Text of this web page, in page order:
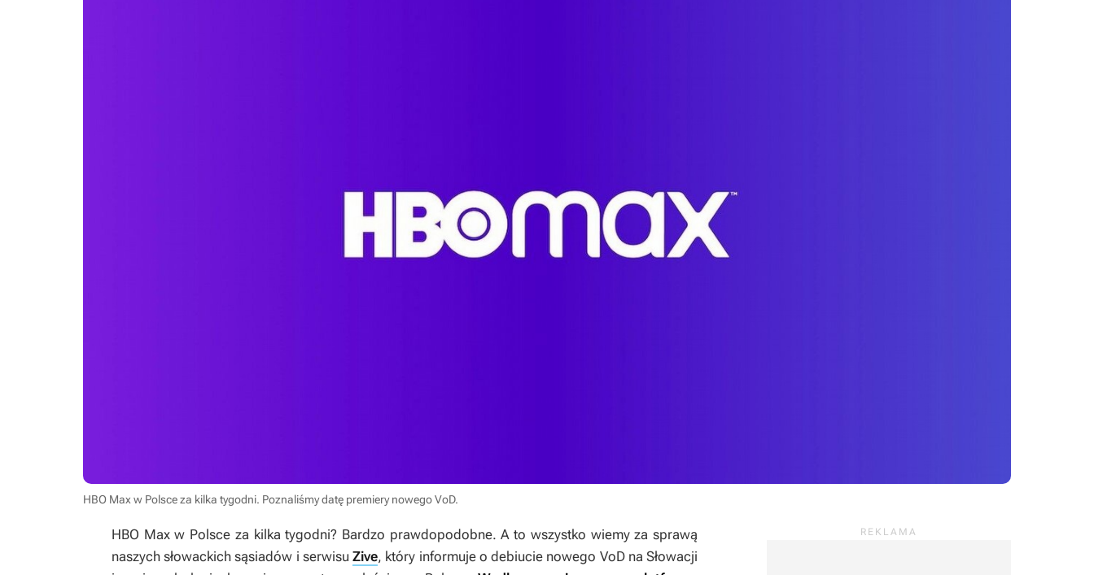
HBO Max w Polsce za kilka tygodni. Poznaliśmy datę premiery nowego VoD.
HBO Max w Polsce za kilka tygodni? Bardzo prawdopodobne. A to wszystko wiemy za sprawą
naszych słowackich sąsiadów i serwisuZive, który informuje o debiucie nowego VoD na Słowacji